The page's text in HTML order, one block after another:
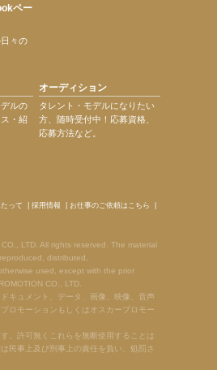
ペー
々の
ルの
・紹
オーディション
タレント・モデルになりたい
方、随時受付中！応募資格、
応募方法など。
って 採用情報 お仕事のご依頼はこちら
LTD. All rights reserved. The material
distributed,
used, except with the prior
CO., LTD.
キュメント、データ、画像、映像、音声
ロモーションもしくはオスカープロモー
。許可無くこれらを無断使用することは
民事上及び刑事上の責任を負い、処罰さ